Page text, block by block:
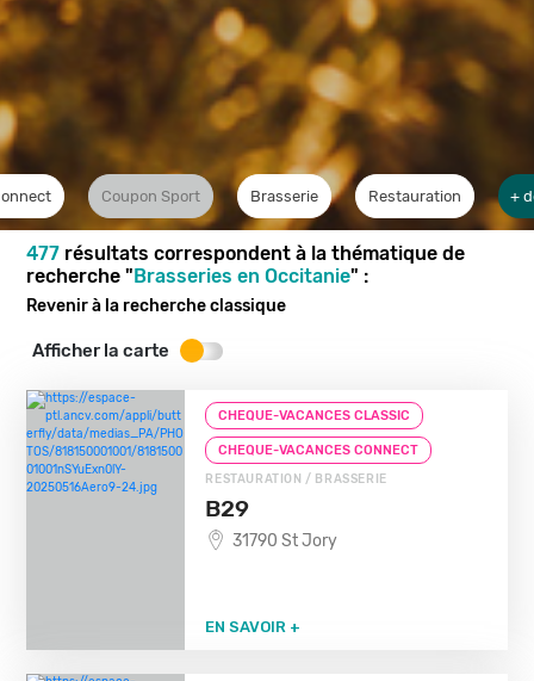
Coupon Sport Brasserie Restauration +
477 résultats correspondent à la thématique de
recherche "Brasseries en Occitanie" :
Revenir à la recherche classique
Afficher la carte
CHEQUE-VACANCES CLASSIC
CHEQUE-VACANCES CONNECT
RESTAURATION / BRASSERIE
B29
31790 St Jory
EN SAVOIR +